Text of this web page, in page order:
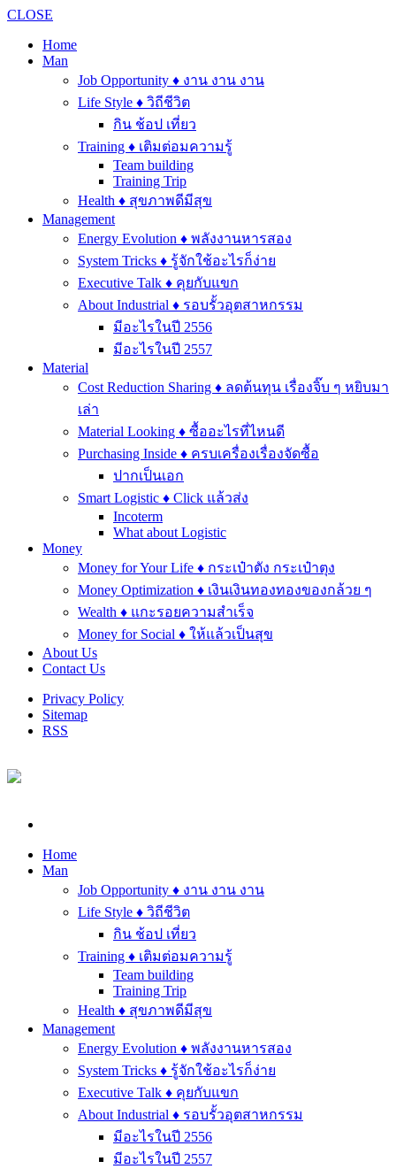
CLOSE
Home
Man
Job Opportunity ♦ งาน งาน งาน
Life Style ♦ วิถีชีวิต
กิน ช้อป เที่ยว
Training ♦ เติมต่อมความรู้
Team building
Training Trip
Health ♦ สุขภาพดีมีสุข
Management
Energy Evolution ♦ พลังงานหารสอง
System Tricks ♦ รู้จักใช้อะไรก็ง่าย
Executive Talk ♦ คุยกับแขก
About Industrial ♦ รอบรั้วอุตสาหกรรม
มีอะไรในปี 2556
มีอะไรในปี 2557
Material
Cost Reduction Sharing ♦ ลดต้นทุน เรื่องจิ๊บ ๆ หยิบมา
เล่า
Material Looking ♦ ซื้ออะไรที่ไหนดี
Purchasing Inside ♦ ครบเครื่องเรื่องจัดซื้อ
ปากเป็นเอก
Smart Logistic ♦ Click แล้วส่ง
Incoterm
What about Logistic
Money
Money for Your Life ♦ กระเป๋าตัง กระเป๋าตุง
Money Optimization ♦ เงินเงินทองทองของกล้วย ๆ
Wealth ♦ แกะรอยความสำเร็จ
Money for Social ♦ ให้แล้วเป็นสุข
About Us
Contact Us
Privacy Policy
Sitemap
RSS
Home
Man
Job Opportunity ♦ งาน งาน งาน
Life Style ♦ วิถีชีวิต
กิน ช้อป เที่ยว
Training ♦ เติมต่อมความรู้
Team building
Training Trip
Health ♦ สุขภาพดีมีสุข
Management
Energy Evolution ♦ พลังงานหารสอง
System Tricks ♦ รู้จักใช้อะไรก็ง่าย
Executive Talk ♦ คุยกับแขก
About Industrial ♦ รอบรั้วอุตสาหกรรม
มีอะไรในปี 2556
มีอะไรในปี 2557